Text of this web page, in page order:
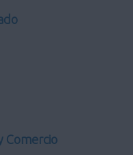
Comercio